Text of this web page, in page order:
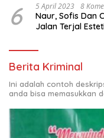
6 5 April 2023 8
Naur, Sofis Dan
Jalan Terjal
Berita Kriminal
Ini adalah contoh
anda bisa memasukkan